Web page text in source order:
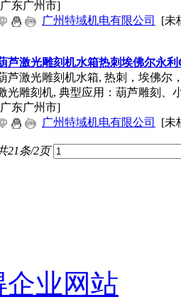
东广州市]
广州特域机电有限公司
[未
芦激光雕刻机水箱热刺埃佛尔永
芦激光雕刻机水箱, 热刺，埃佛尔
光雕刻机, 典型应用：葫芦雕刻、
东广州市]
广州特域机电有限公司
[未
21条/2页
业网站